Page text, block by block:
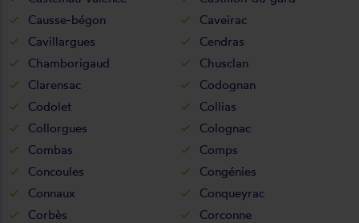
Causse-bégon
Caveirac
Cavillargues
Cendras
Chamborigaud
Chusclan
Clarensac
Codognan
Codolet
Collias
Collorgues
Colognac
Combas
Comps
Concoules
Congénies
Connaux
Conqueyrac
Corbès
Corconne